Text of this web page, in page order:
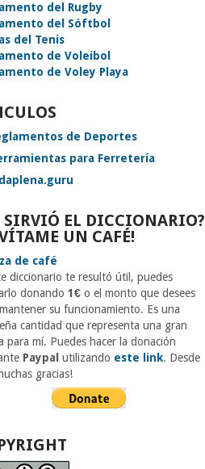
del Rugby
del Sóftbol
del Tenis
de Voleibol
de Voley Playa
de Deportes
para Ferretería
SIRVIÓ EL DICCIONARIO?
UN CAFÉ!
diccionario te resultó útil, puedes
donando1€ o el monto que desees
su funcionamiento. Es una
cantidad que representa una gran
para mí. Puedes hacer la donación
Paypal utilizando este link. Desde
gracias!